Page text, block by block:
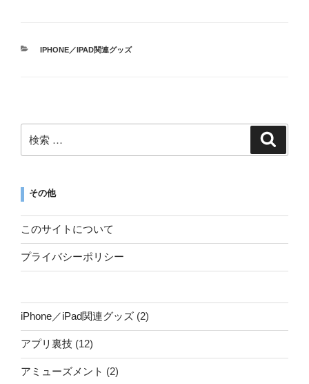
IPHONE／IPAD関連グッズ
その他
このサイトについて
プライバシーポリシー
iPhone／iPad関連グッズ (2)
アプリ裏技 (12)
アミューズメント (2)